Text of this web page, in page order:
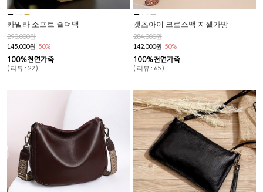
카밀라 소프트 숄더백
290,000원
145,000원 50%
( 리뷰 : 22 )
캣츠아이 크로스백 지젤가방
284,000원
142,000원 50%
( 리뷰 : 65 )